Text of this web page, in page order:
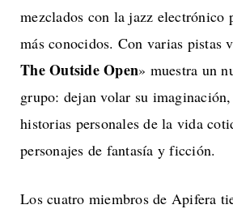
mezclados con la jazz electrónico
más conocidos. Con varias pistas
The Outside Open» muestra un
grupo: dejan volar su
historias personales de la vida
personajes de fantasía y ficción.
Los cuatro miembros de Apifera